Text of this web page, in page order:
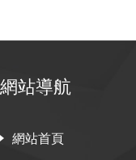
網站導航
網站首頁